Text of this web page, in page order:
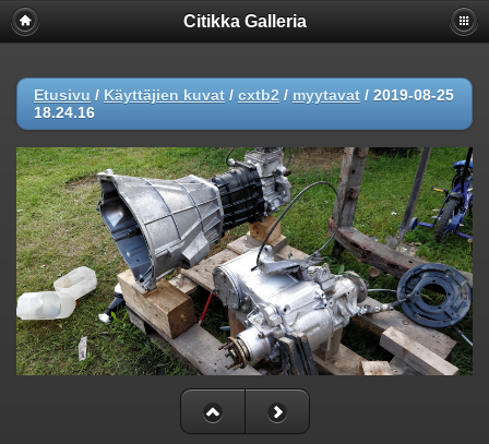
Citikka Galleria
Etusivu / Käyttäjien kuvat / cxtb2 / myytavat / 2019-08-25
18.24.16